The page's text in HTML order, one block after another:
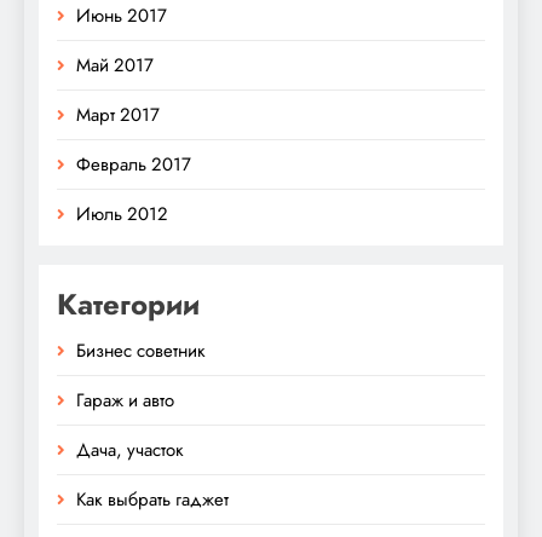
Июнь 2017
Май 2017
Март 2017
Февраль 2017
Июль 2012
Категории
Бизнес советник
Гараж и авто
Дача, участок
Как выбрать гаджет